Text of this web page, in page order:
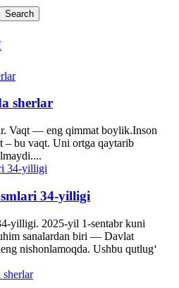
sherlar
Vaqt — eng qimmat boylik.Inson
– bu vaqt. Uni ortga qaytarib
34-yilligi
yilligi. 2025-yil 1-sentabr kuni
sanalardan biri — Davlat
nishonlamoqda. Ushbu qutlug‘